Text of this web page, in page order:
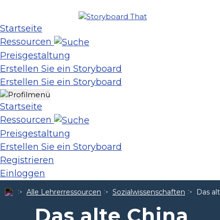
Startseite
Ressourcen
Preisgestaltung
Erstellen Sie ein Storyboard
Erstellen Sie ein Storyboard
Startseite
Ressourcen
Preisgestaltung
Erstellen Sie ein Storyboard
Registrieren
Einloggen
Alle Lehrerressourcen Sozialwissenschaften Das